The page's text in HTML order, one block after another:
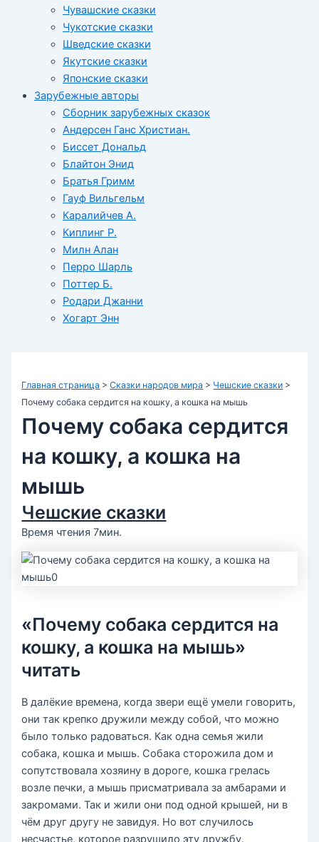
Чувашские сказки
Чукотские сказки
Шведские сказки
Якутские сказки
Японские сказки
Зарубежные авторы
Сборник зарубежных сказок
Андерсен Ганс Христиан.
Биссет Дональд
Блайтон Энид
Братья Гримм
Гауф Вильгельм
Каралийчев А.
Киплинг Р.
Милн Алан
Перро Шарль
Поттер Б.
Родари Джанни
Хогарт Энн
Главная страница >Сказки народов мира > Чешские сказки >
Почему собака сердится на кошку, а кошка на мышь
Почему собака сердится
на кошку, а кошка на
мышь
Чешские сказки
Время чтения 7мин.
«Почему собака сердится на
кошку, а кошка на мышь»
читать
В далёкие времена, когда звери ещё умели говорить,
они так крепко дружили между собой, что можно
было только радоваться. Как одна семья жили
собака, кошка и мышь. Собака сторожила дом и
сопутствовала хозяину в дороге, кошка грелась
возле печки, а мышь присматривала за амбарами и
закромами. Так и жили они под одной крышей, ни в
чём друг другу не завидуя. Но вот случилось
несчастье, которое разрушило эту дружбу.